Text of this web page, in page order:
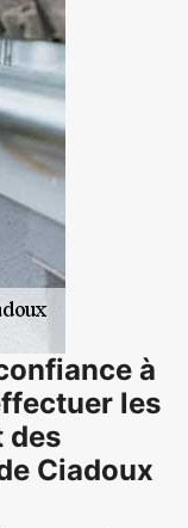
à
les
des
Ciadoux